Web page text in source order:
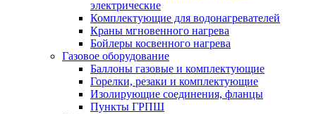
электрические
Комплектующие для водонагревателей
Краны мгновенного нагрева
Бойлеры косвенного нагрева
Газовое оборудование
Баллоны газовые и комплектующие
Горелки, резаки и комплектующие
Изолирующие соединения, фланцы
Пункты ГРПШ